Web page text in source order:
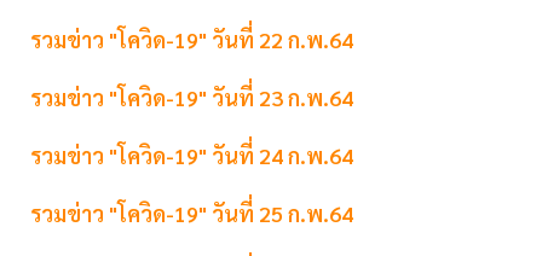
รวมข่าว "โควิด-19" วันที่ 22 ก.พ.64
รวมข่าว "โควิด-19" วันที่ 23 ก.พ.64
รวมข่าว "โควิด-19" วันที่ 24 ก.พ.64
รวมข่าว "โควิด-19" วันที่ 25 ก.พ.64